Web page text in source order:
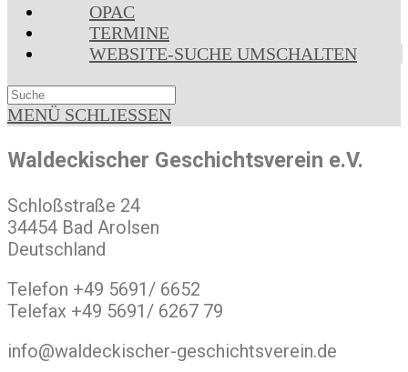
OPAC
TERMINE
WEBSITE-SUCHE UMSCHALTEN
MENÜ SCHLIESSEN
Waldeckischer Geschichtsverein e.V.
Schloßstraße 24
34454 Bad Arolsen
Deutschland
Telefon +49 5691/ 6652
Telefax +49 5691/ 6267 79
info@waldeckischer-geschichtsverein.de